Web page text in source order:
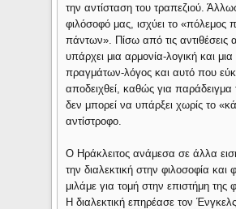
την αντίσταση του τραπεζιού.
φιλόσοφό μας, ισχύει το «πόλεμος
πάντων». Πίσω από τις αντιθέσεις
υπάρχει μια αρμονία-λογική και μια
πραγμάτων-λόγος και αυτό που
αποδειχθεί, καθώς για
δεν μπορεί να υπάρξει χωρίς το
αντίστροφο.
Ο Ηράκλειτος ανάμεσα σε άλλα
την διαλεκτική στην φιλοσοφία και
μιλάμε για τομή στην επιστήμη της
Η διαλεκτική επηρέασε τον